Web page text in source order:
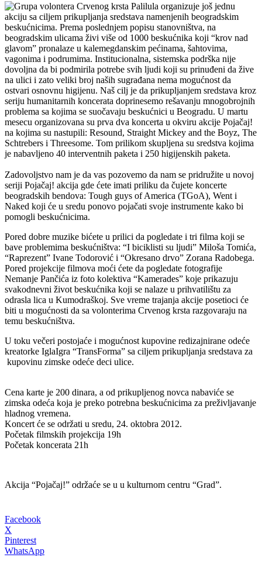
Grupa volontera Crvenog krsta Palilula organizuje još jednu
akciju sa ciljem prikupljanja sredstava namenjenih beogradskim
beskućnicima. Prema poslednjem popisu stanovništva, na
beogradskim ulicama živi više od 1000 beskućnika koji “krov nad
glavom” pronalaze u kalemegdanskim pećinama, šahtovima,
vagonima i podrumima. Institucionalna, sistemska podrška nije
dovoljna da bi podmirila potrebe svih ljudi koji su prinuđeni da žive
na ulici i zato veliki broj naših sugrađana nema mogućnost da
ostvari osnovnu higijenu. Naš cilj je da prikupljanjem sredstava kroz
seriju humanitarnih koncerata doprinesemo rešavanju mnogobrojnih
problema sa kojima se suočavaju beskućnici u Beogradu. U martu
mesecu organizovana su prva dva koncerta u okviru akcije Pojačaj!
na kojima su nastupili: Resound, Straight Mickey and the Boyz, The
Schtrebers i Threesome. Tom prilikom skupljena su sredstva kojima
je nabavljeno 40 interventnih paketa i 250 higijenskih paketa.
Zadovoljstvo nam je da vas pozovemo da nam se pridružite u novoj
seriji Pojačaj! akcija gde ćete imati priliku da čujete koncerte
beogradskih bendova: Tough guys of America (TGoA), Went i
Naked koji će u sredu ponovo pojačati svoje instrumente kako bi
pomogli beskućnicima.
Pored dobre muzike bićete u prilici da pogledate i tri filma koji se
bave problemima beskućništva: “I biciklisti su ljudi” Miloša Tomića,
“Raprezent” Ivane Todorović i “Okresano drvo” Zorana Radobega.
Pored projekcije filmova moći ćete da pogledate fotografije
Nemanje Pančića iz foto kolektiva “Kamerades” koje prikazuju
svakodnevni život beskućnika koji se nalaze u prihvatilištu za
odrasla lica u Kumodraškoj. Sve vreme trajanja akcije posetioci će
biti u mogućnosti da sa volonterima Crvenog krsta razgovaraju na
temu beskućništva.
U toku večeri postojaće i mogućnost kupovine redizajnirane odeće
kreatorke IglaIgra “TransForma” sa ciljem prikupljanja sredstava za
kupovinu zimske odeće deci ulice.
Cena karte je 200 dinara, a od prikupljenog novca nabaviće se
zimska odeća koja je preko potrebna beskućnicima za preživljavanje
hladnog vremena.
Koncert će se održati u sredu, 24. oktobra 2012.
Početak filmskih projekcija 19h
Početak koncerata 21h
Akcija “Pojačaj!” održaće se u u kulturnom centru “Grad”.
Facebook
X
Pinterest
WhatsApp